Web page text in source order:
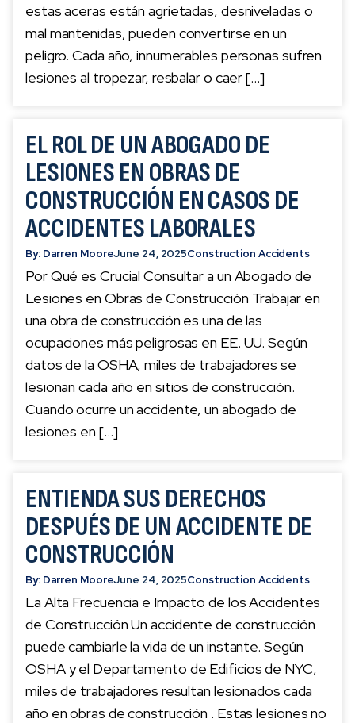
estas aceras están agrietadas, desniveladas o
mal mantenidas, pueden convertirse en un
peligro. Cada año, innumerables personas sufren
lesiones al tropezar, resbalar o caer […]
EL ROL DE UN ABOGADO DE
LESIONES EN OBRAS DE
CONSTRUCCIÓN EN CASOS DE
ACCIDENTES LABORALES
By: Darren MooreJune 24, 2025Construction Accidents
Por Qué es Crucial Consultar a un Abogado de
Lesiones en Obras de Construcción Trabajar en
una obra de construcción es una de las
ocupaciones más peligrosas en EE. UU. Según
datos de la OSHA, miles de trabajadores se
lesionan cada año en sitios de construcción.
Cuando ocurre un accidente, un abogado de
lesiones en […]
ENTIENDA SUS DERECHOS
DESPUÉS DE UN ACCIDENTE DE
CONSTRUCCIÓN
By: Darren MooreJune 24, 2025Construction Accidents
La Alta Frecuencia e Impacto de los Accidentes
de Construcción Un accidente de construcción
puede cambiarle la vida de un instante. Según
OSHA y el Departamento de Edificios de NYC,
miles de trabajadores resultan lesionados cada
año en obras de construcción . Estas lesiones no